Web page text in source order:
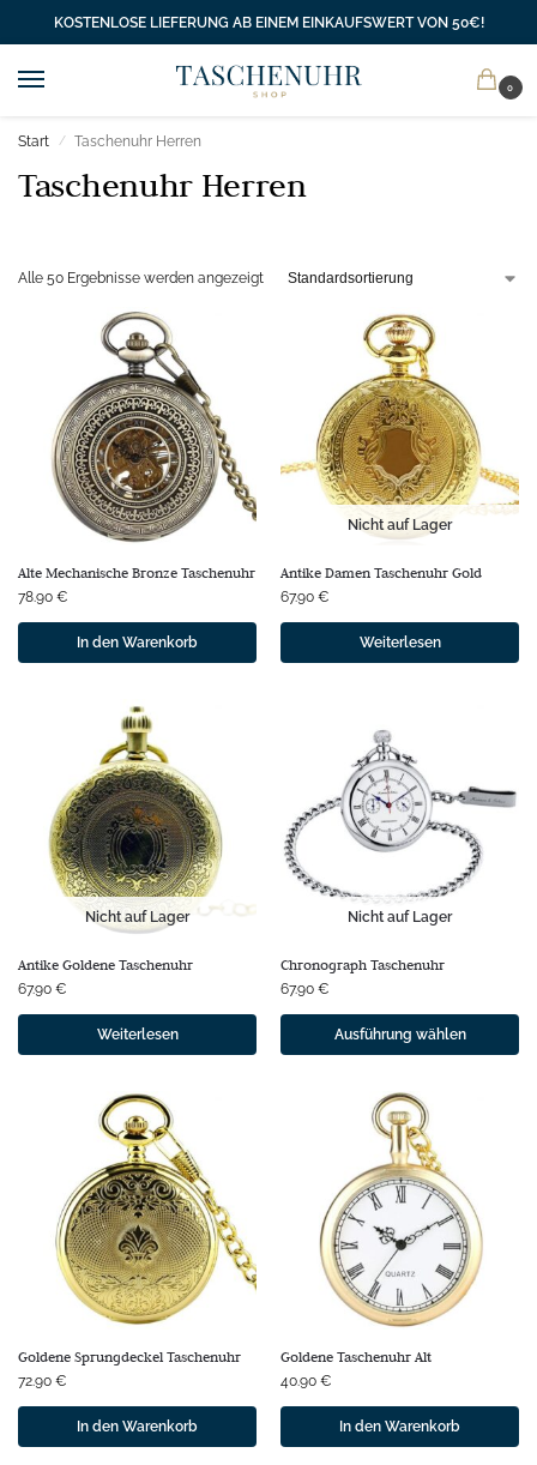
KOSTENLOSE LIEFERUNG AB EINEM EINKAUFSWERT VON 50€!
0
Start / Taschenuhr Herren
Taschenuhr Herren
Alle 50 Ergebnisse werden angezeigt
Alte Mechanische Bronze Taschenuhr
78.90 €
In den Warenkorb
Nicht auf Lager
Antike Damen Taschenuhr Gold
67.90 €
Weiterlesen
Nicht auf Lager
Antike Goldene Taschenuhr
67.90 €
Weiterlesen
Nicht auf Lager
Chronograph Taschenuhr
67.90 €
Ausführung wählen
Goldene Sprungdeckel Taschenuhr
72.90 €
In den Warenkorb
Goldene Taschenuhr Alt
40.90 €
In den Warenkorb